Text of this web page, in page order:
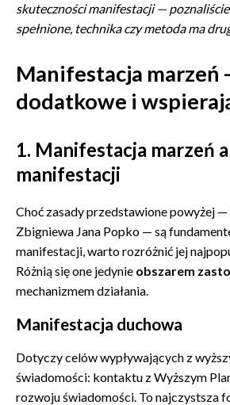
skuteczności manifestacji —
spełnione, technika czy metoda ma
Manifestacja marzeń
dodatkowe i
1. Manifestacja marzeń
manifestacji
Choć zasady przedstawione powyżej
Zbigniewa Jana Popko — są
manifestacji, warto rozróżnić jej
Różnią się one jedynie obszarem
mechanizmem działania.
Manifestacja duchowa
Dotyczy celów wypływających z
świadomości: kontaktu z Wyższym
rozwoju świadomości. To najczystsza